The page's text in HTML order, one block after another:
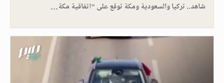
شاهد.. تركيا والسعودية ومكة توقع على "اتفاقية مكة…